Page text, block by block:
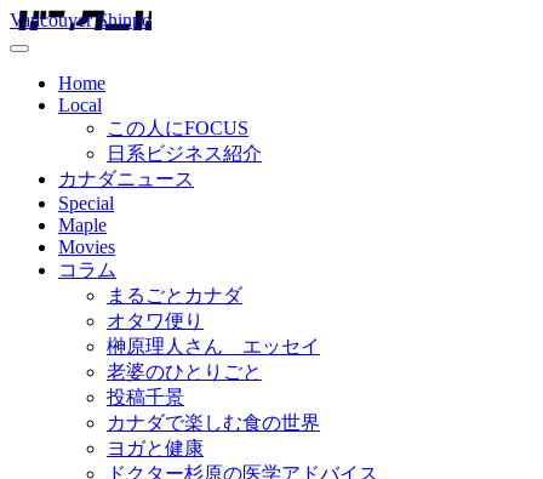
Vancouver Shinpo
Home
Local
この人にFOCUS
日系ビジネス紹介
カナダニュース
Special
Maple
Movies
コラム
まるごとカナダ
オタワ便り
榊原理人さん エッセイ
老婆のひとりごと
投稿千景
カナダで楽しむ食の世界
ヨガと健康
ドクター杉原の医学アドバイス